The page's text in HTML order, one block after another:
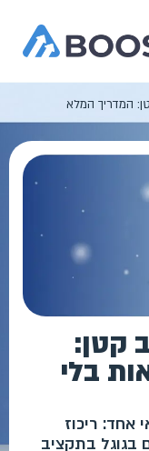
המדריך המלא
קטן:
בלי
אחד: ריכוז
בגוגל בתקציב